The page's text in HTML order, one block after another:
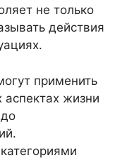
не только
действия
применить
жизни